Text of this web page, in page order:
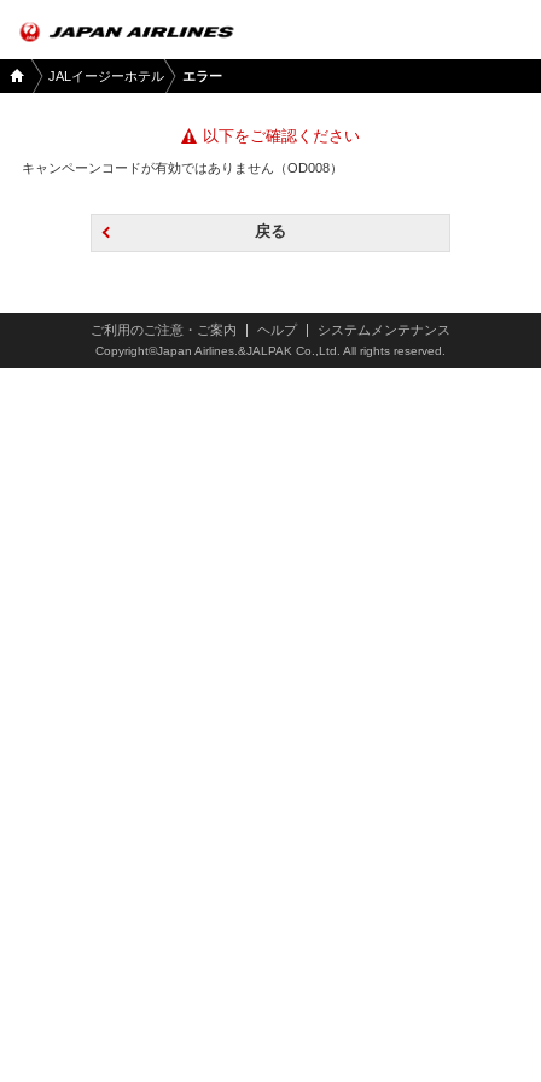
国内
ツア
JALイージーホテル エラー
以下をご確認ください
キャンペーンコードが有効ではありません（OD008）
戻る
ご利用のご注意・ご案内 ヘルプ システムメンテナンス
Copyright©Japan Airlines.&JALPAK Co.,Ltd. All rights reserved.